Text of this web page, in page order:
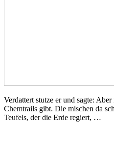
Verdattert stutze er und sagte:
Chemtrails gibt. Die mischen da
Teufels, der die Erde regiert, …